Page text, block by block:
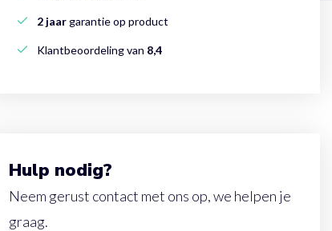
2 jaargarantie op product
Klantbeoordeling van 8,4
Hulp nodig?
Neem gerust contact met ons op, we helpen je
graag.